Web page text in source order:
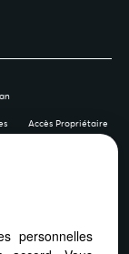
Accès Propriétaire
permanent, depuis
notre site
personnelles